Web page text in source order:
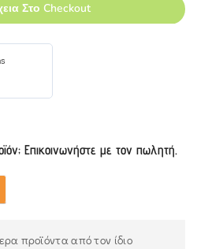
Στο Checkout
Επικοινωνήστε με τον πωλητή.
προϊόντα από τον ίδιο